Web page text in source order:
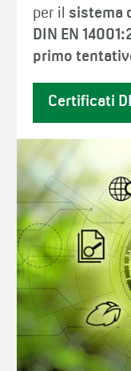
per il sistema
DIN EN
primo
Certificati